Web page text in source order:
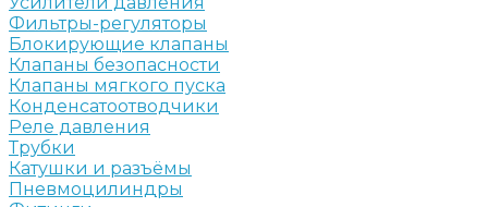
Фильтры-регуляторы
Блокирующие клапаны
Клапаны безопасности
Клапаны мягкого пуска
Конденсатоотводчики
Реле давления
Трубки
Катушки и разъёмы
Пневмоцилиндры